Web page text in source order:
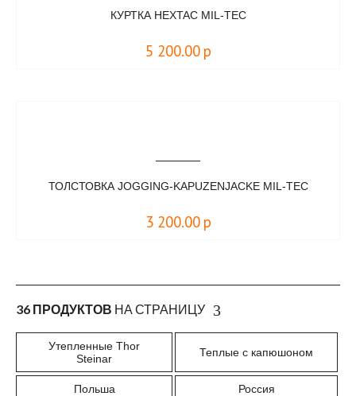
КУРТКА HEXTAC MIL-TEC
5 200.00 р
ТОЛСТОВКА JOGGING-KAPUZENJACKE MIL-TEC
3 200.00 р
36 ПРОДУКТОВ НА СТРАНИЦУ
Утепленные Thor
Steinar
Теплые с капюшоном
Польша Россия